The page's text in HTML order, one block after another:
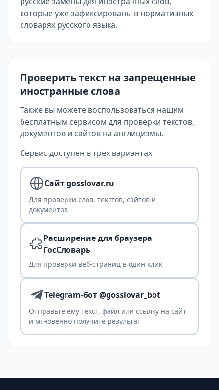
которые уже зафиксированы в нормативных
словарях русского языка.
Проверить текст на запрещенные
иностранные слова
Также вы можете воспользоваться нашим
бесплатным сервисом для проверки текстов,
документов и сайтов на англицизмы.
Сервис доступен в трех вариантах:
Сайт gosslovar.ru
Для проверки слов, текстов, сайтов и
документов
Расширение для браузера
ГосСловарь
Для проверки веб-страниц в один клик
Telegram-бот @gosslovar_bot
Отправьте ему текст, файл или ссылку на сайт
и мгновенно получите результат